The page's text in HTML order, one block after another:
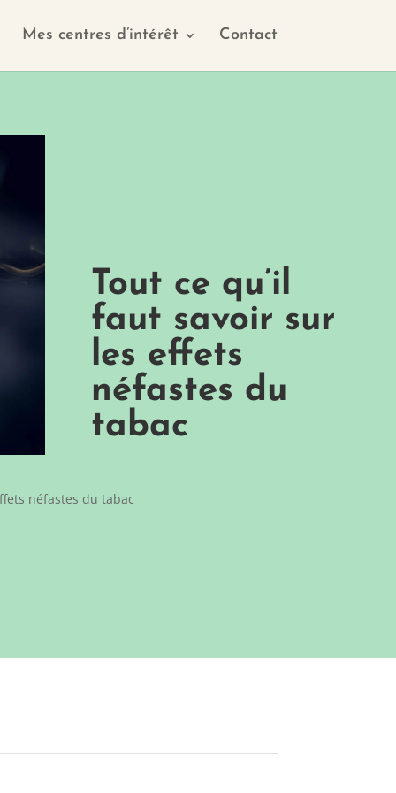
Mes centres d’intérêt Contact
Tout ce qu’il
faut savoir sur
les effets
néfastes du
tabac
néfastes du tabac